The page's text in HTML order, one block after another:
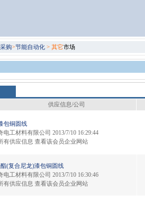
购>节能自动化 > 其它市场
供应信息/公司
包铜圆线
电工材料有限公司 2013/7/10 16:29:44
有供应信息 查看该会员企业网站
酯(复合尼龙)漆包铜圆线
电工材料有限公司 2013/7/10 16:30:46
有供应信息 查看该会员企业网站